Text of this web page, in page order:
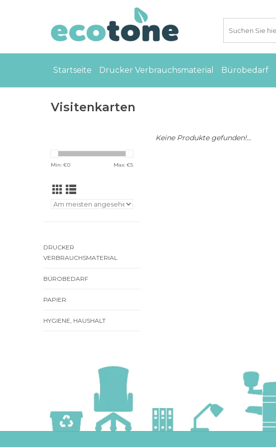
Startseite Drucker Verbrauchsmaterial Bürobedarf
Visitenkarten
Min: €0 Max: €5
DRUCKER
VERBRAUCHSMATERIAL
BÜROBEDARF
PAPIER
HYGIENE, HAUSHALT
Keine Produkte gefunden!...